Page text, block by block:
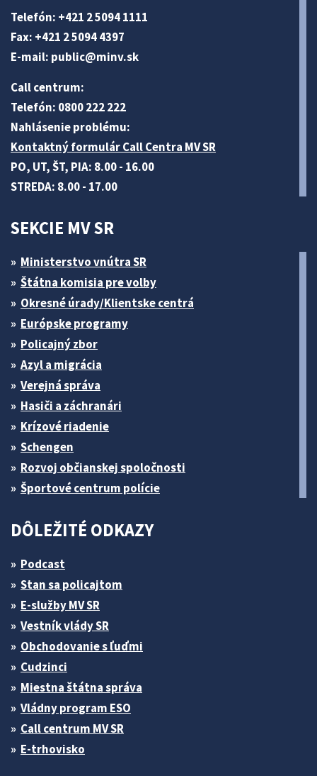
Telefón: +421 2 5094 1111
Fax: +421 2 5094 4397
E-mail: public@minv.sk
Call centrum:
Telefón: 0800 222 222
Nahlásenie problému:
Kontaktný formulár Call Centra MV SR
PO, UT, ŠT, PIA: 8.00 - 16.00
STREDA: 8.00 - 17.00
SEKCIE MV SR
Ministerstvo vnútra SR
Štátna komisia pre volby
Okresné úrady/Klientske centrá
Európske programy
Policajný zbor
Azyl a migrácia
Verejná správa
Hasiči a záchranári
Krízové riadenie
Schengen
Rozvoj občianskej spoločnosti
Športové centrum polície
DÔLEŽITÉ ODKAZY
Podcast
Stan sa policajtom
E-služby MV SR
Vestník vlády SR
Obchodovanie s ľuďmi
Cudzinci
Miestna štátna správa
Vládny program ESO
Call centrum MV SR
E-trhovisko